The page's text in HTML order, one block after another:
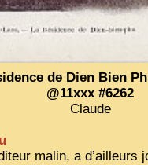
de Dien Bien
@11xxx #6262
Claude
malin, a d’ailleurs